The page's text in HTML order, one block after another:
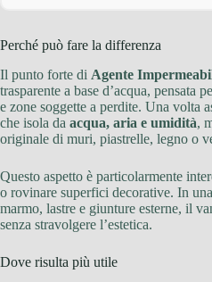
Perché può fare la differenza
Il punto forte di Agente
trasparente a base d’acqua, pensata
e zone soggette a perdite. Una volta
che isola da acqua, aria e umidità,
originale di muri, piastrelle, legno o
Questo aspetto è particolarmente
o rovinare superfici decorative. In
marmo, lastre e giunture esterne, il
senza stravolgere l’estetica.
Dove risulta più utile